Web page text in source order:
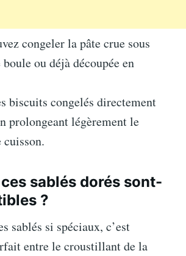
congeler la pâte crue sous
ou déjà découpée en
biscuits congelés directement
prolongeant légèrement le
cuisson.
sablés dorés sont-
?
sablés si spéciaux, c’est
entre le croustillant de la